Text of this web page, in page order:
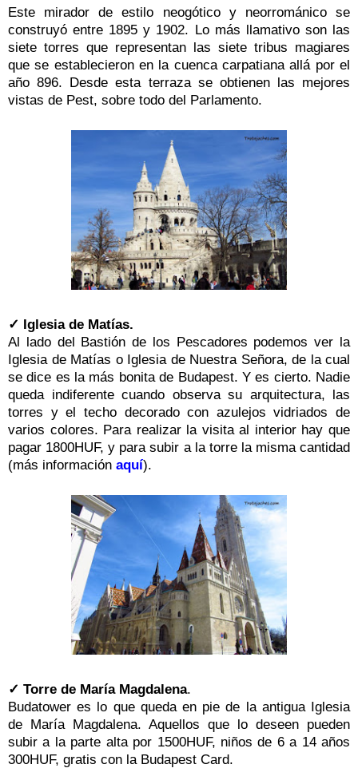
Este mirador de estilo neogótico y neorrománico se
construyó entre 1895 y 1902. Lo más llamativo son las
siete torres que representan las siete tribus magiares
que se establecieron en la cuenca carpatiana allá por el
año 896. Desde esta terraza se obtienen las mejores
vistas de Pest, sobre todo del Parlamento.
✓ Iglesia de Matías.
Al lado del Bastión de los Pescadores podemos ver la
Iglesia de Matías o Iglesia de Nuestra Señora, de la cual
se dice es la más bonita de Budapest. Y es cierto. Nadie
queda indiferente cuando observa su arquitectura, las
torres y el techo decorado con azulejos vidriados de
varios colores. Para realizar la visita al interior hay que
pagar 1800HUF, y para subir a la torre la misma cantidad
(más información aquí).
✓ Torre de María Magdalena.
Budatower es lo que queda en pie de la antigua Iglesia
de María Magdalena. Aquellos que lo deseen pueden
subir a la parte alta por 1500HUF, niños de 6 a 14 años
300HUF, gratis con la Budapest Card.